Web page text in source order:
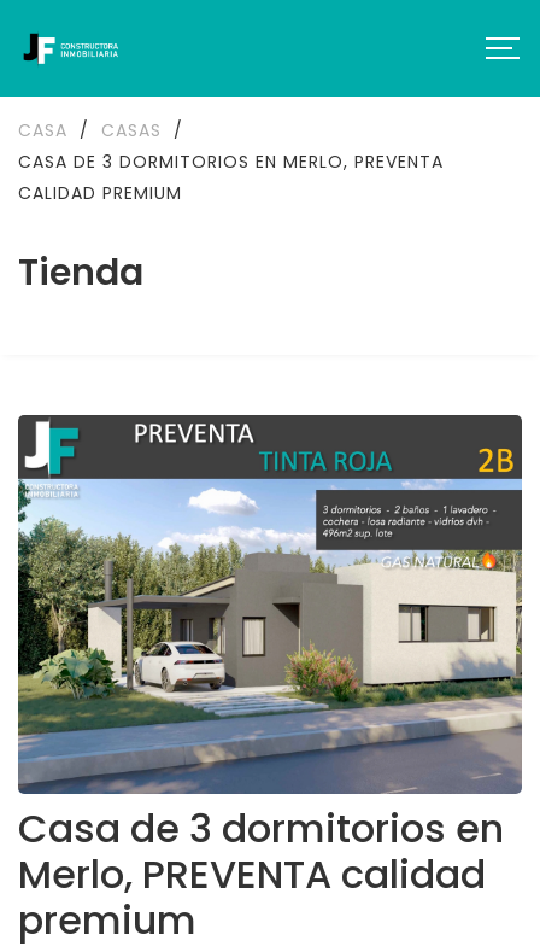
Tienda
CASA / CASAS
/
CASA DE 3 DORMITORIOS EN MERLO, PREVENTA
CALIDAD PREMIUM
Casa de 3 dormitorios en
Merlo, PREVENTA calidad
premium